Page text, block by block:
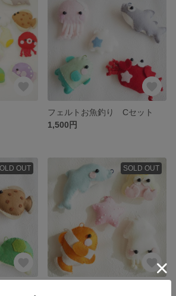
フェルトお魚釣り Cセット
1,500円
OUT SOLD OUT